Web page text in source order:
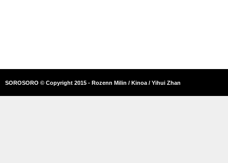
SOROSORO © Copyright 2015 - Rozenn Milin / Kinoa / Yihui Zhan